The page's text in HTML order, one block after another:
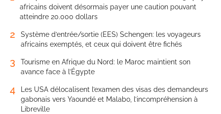
africains doivent désormais payer une caution pouvant
atteindre 20.000 dollars
2
Système d’entrée/sortie (EES) Schengen: les voyageurs
africains exemptés, et ceux qui doivent être fichés
3
Tourisme en Afrique du Nord: le Maroc maintient son
avance face à l’Égypte
4
Les USA délocalisent l’examen des visas des demandeurs
gabonais vers Yaoundé et Malabo, l’incompréhension à
Libreville